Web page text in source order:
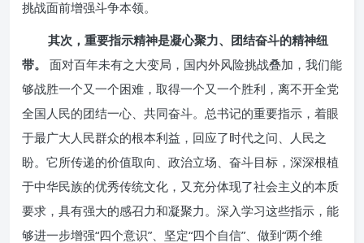
挑战面前增强斗争本领。
其次，重要指示精神是凝心聚力、团结奋斗的精神纽
带。
面对百年未有之大变局，国内外风险挑战叠加，我们能
够战胜一个又一个困难，取得一个又一个胜利，离不开全党
全国人民的团结一心、共同奋斗。总书记的重要指示，着眼
于最广大人民群众的根本利益，回应了时代之问、人民之
盼。它所传递的价值取向、政治立场、奋斗目标，深深根植
于中华民族的优秀传统文化，又充分体现了社会主义的本质
要求，具有强大的感召力和凝聚力。深入学习这些指示，能
够进一步增强“四个意识”、坚定“四个自信”、做到“两个维